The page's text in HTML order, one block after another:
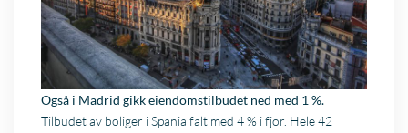
Også i Madrid gikk eiendomstilbudet ned med 1 %.
Tilbudet av boliger i Spania falt med 4 % i fjor. Hele 42